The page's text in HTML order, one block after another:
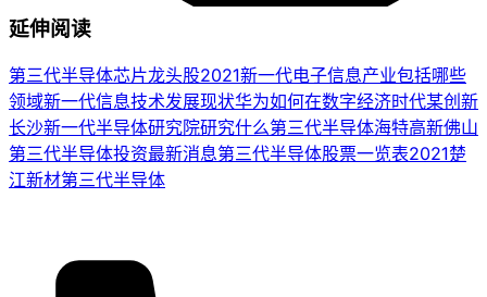
延伸阅读
第三代半导体芯片龙头股2021新一代电子信息产业包括哪些
领域新一代信息技术发展现状华为如何在数字经济时代某创新
长沙新一代半导体研究院研究什么第三代半导体海特高新佛山
第三代半导体投资最新消息第三代半导体股票一览表2021楚
江新材第三代半导体